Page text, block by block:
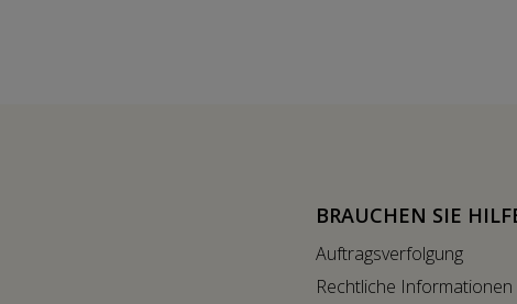
BRAUCHEN SIE
Auftragsverfolgung
Rechtliche Informationen